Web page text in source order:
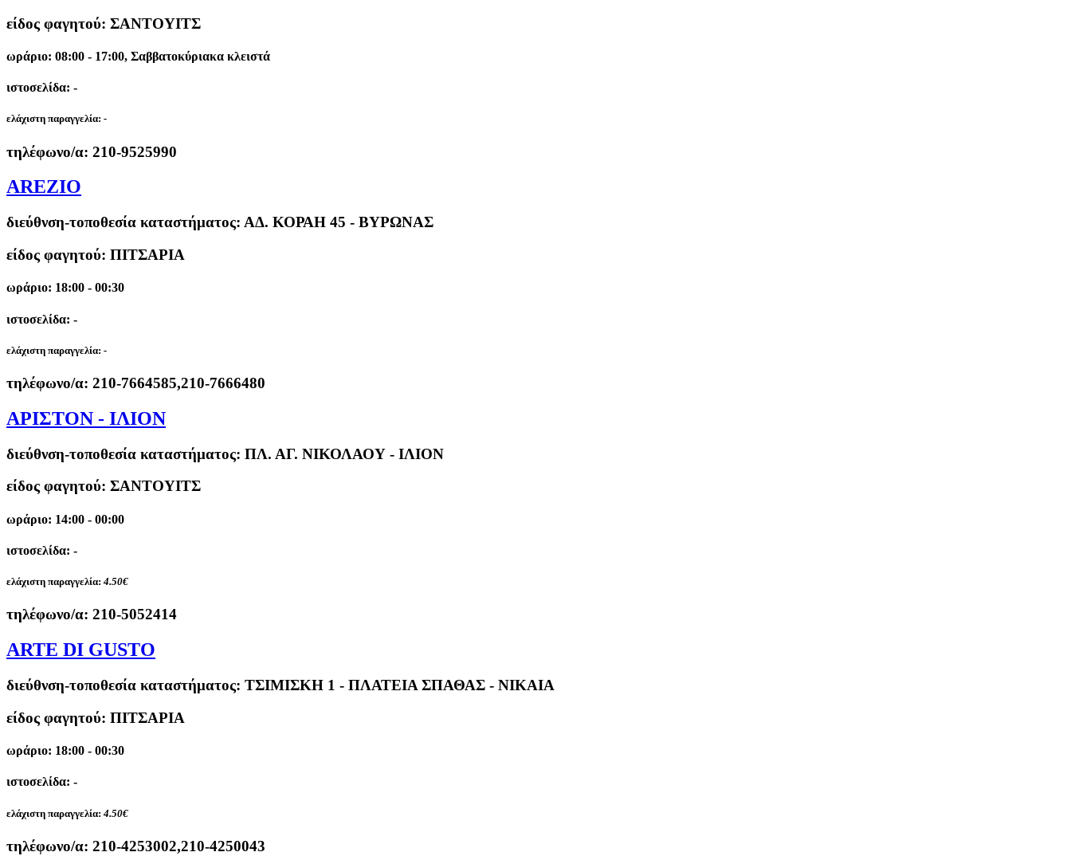
είδος φαγητού: ΣΑΝΤΟΥΙΤΣ
ωράριο: 08:00 - 17:00, Σαββατοκύριακα κλειστά
ιστοσελίδα: -
ελάχιστη παραγγελία: -
τηλέφωνο/α: 210-9525990
AREZIO
διεύθνση-τοποθεσία καταστήματος: ΑΔ. ΚΟΡΑΗ 45 - ΒΥΡΩΝΑΣ
είδος φαγητού: ΠΙΤΣΑΡΙΑ
ωράριο: 18:00 - 00:30
ιστοσελίδα: -
ελάχιστη παραγγελία: -
τηλέφωνο/α: 210-7664585,210-7666480
ΑΡΙΣΤΟΝ - ΙΛΙΟΝ
διεύθνση-τοποθεσία καταστήματος: ΠΛ. ΑΓ. ΝΙΚΟΛΑΟΥ - ΙΛΙΟΝ
είδος φαγητού: ΣΑΝΤΟΥΙΤΣ
ωράριο: 14:00 - 00:00
ιστοσελίδα: -
ελάχιστη παραγγελία: 4.50€
τηλέφωνο/α: 210-5052414
ARTE DI GUSTO
διεύθνση-τοποθεσία καταστήματος: ΤΣΙΜΙΣΚΗ 1 - ΠΛΑΤΕΙΑ ΣΠΑΘΑΣ - ΝΙΚΑΙΑ
είδος φαγητού: ΠΙΤΣΑΡΙΑ
ωράριο: 18:00 - 00:30
ιστοσελίδα: -
ελάχιστη παραγγελία: 4.50€
τηλέφωνο/α: 210-4253002,210-4250043